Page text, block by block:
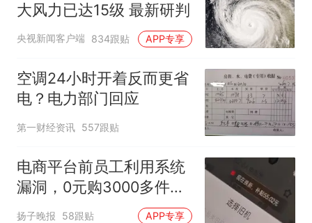
大风力已达15级 最新研判
央视新闻客户端 834跟贴 APP专享
空调24小时开着反而更省
电？电力部门回应
第一财经资讯 557跟贴
电商平台前员工利用系统
漏洞，0元购3000多件家
电！
扬子晚报 58跟贴 APP专享